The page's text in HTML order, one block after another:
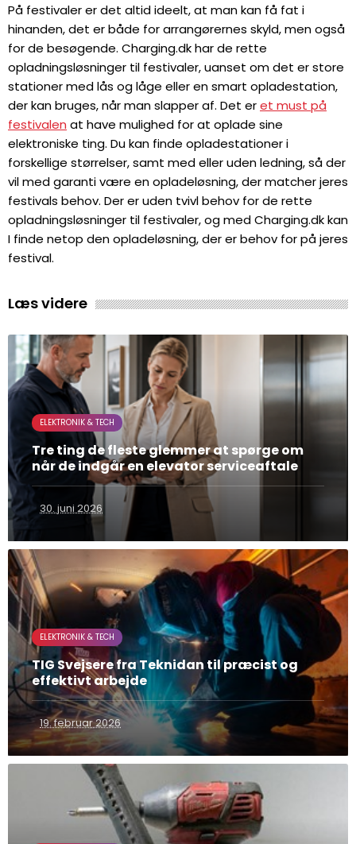
På festivaler er det altid ideelt, at man kan få fat i
hinanden, det er både for arrangørernes skyld, men også
for de besøgende. Charging.dk har de rette
opladningsløsninger til festivaler, uanset om det er store
stationer med lås og låge eller en smart opladestation,
der kan bruges, når man slapper af. Det eret must på
festivalen at have mulighed for at oplade sine
elektroniske ting. Du kan finde opladestationer i
forskellige størrelser, samt med eller uden ledning, så der
vil med garanti være en opladeløsning, der matcher jeres
festivals behov. Der er uden tvivl behov for de rette
opladningsløsninger til festivaler, og med Charging.dk kan
I finde netop den opladeløsning, der er behov for på jeres
festival.
Læs videre
ELEKTRONIK & TECH
Tre ting de fleste glemmer at spørge om
når de indgår en elevator serviceaftale
30. juni 2026
ELEKTRONIK & TECH
TIG Svejsere fra Teknidan til præcist og
effektivt arbejde
19. februar 2026